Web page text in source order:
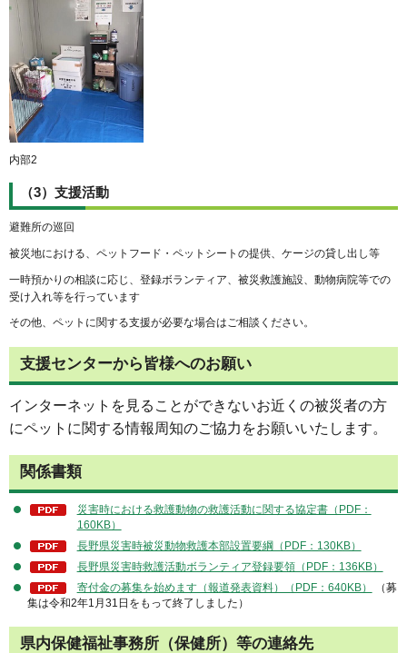
内部2
（3）支援活動
避難所の巡回
被災地における、ペットフード・ペットシートの提供、ケージの貸し出し等
一時預かりの相談に応じ、登録ボランティア、被災救護施設、動物病院等での
受け入れ等を行っています
その他、ペットに関する支援が必要な場合はご相談ください。
支援センターから皆様へのお願い
インターネットを見ることができないお近くの被災者の方
にペットに関する情報周知のご協力をお願いいたします。
関係書類
災害時における救護動物の救護活動に関する協定書（PDF：
160KB）
長野県災害時被災動物救護本部設置要綱（PDF：130KB）
長野県災害時救護活動ボランティア登録要領（PDF：136KB）
寄付金の募集を始めます（報道発表資料）（PDF：640KB）
（募
集は令和2年1月31日をもって終了しました）
県内保健福祉事務所（保健所）等の連絡先